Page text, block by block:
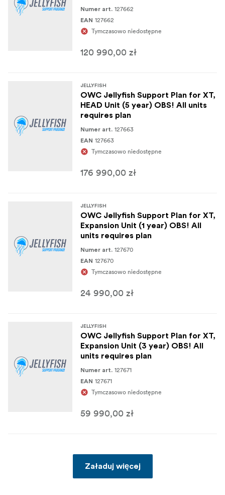
Numer art. 127662
EAN 127662
Tymczasowo niedostępne
120 990,00 zł
JELLYFISH
OWC Jellyfish Support Plan for XT,
HEAD Unit (5 year) OBS! All units
requires plan
Numer art. 127663
EAN 127663
Tymczasowo niedostępne
176 990,00 zł
JELLYFISH
OWC Jellyfish Support Plan for XT,
Expansion Unit (1 year) OBS! All
units requires plan
Numer art. 127670
EAN 127670
Tymczasowo niedostępne
24 990,00 zł
JELLYFISH
OWC Jellyfish Support Plan for XT,
Expansion Unit (3 year) OBS! All
units requires plan
Numer art. 127671
EAN 127671
Tymczasowo niedostępne
59 990,00 zł
Załaduj więcej